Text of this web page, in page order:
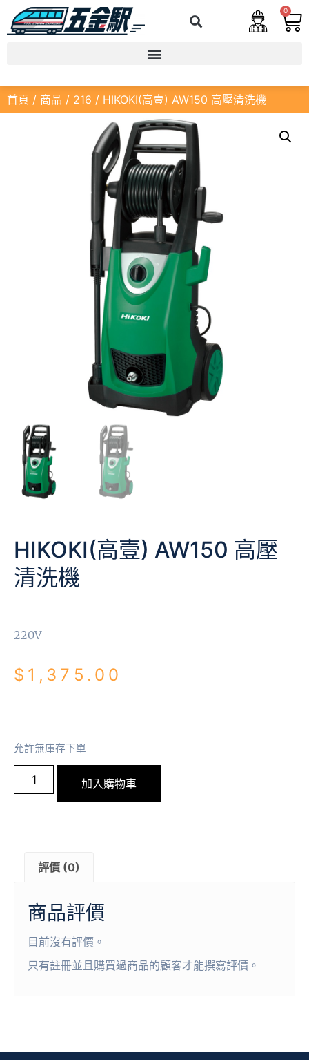
0
首頁 / 商品 / 216 / HIKOKI(高壹) AW150 高壓清洗機
HIKOKI(高壹) AW150 高壓
清洗機
220V
$ 1,375.00
允許無庫存下單
加入購物車
評價 (0)
商品評價
目前沒有評價。
只有註冊並且購買過商品的顧客才能撰寫評價。